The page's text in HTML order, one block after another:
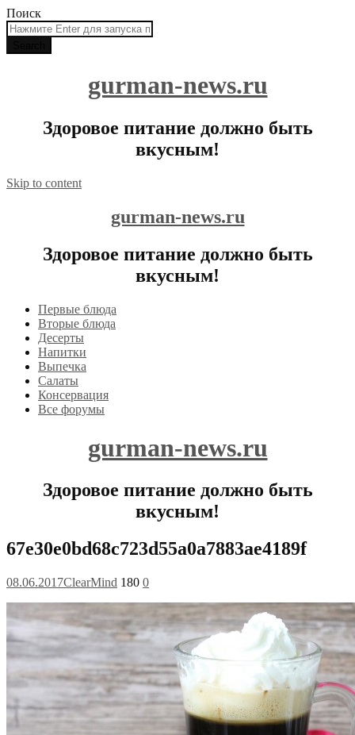
Поиск
gurman-news.ru
Здоровое питание должно быть
вкусным!
Skip to content
gurman-news.ru
Здоровое питание должно быть
вкусным!
Первые блюда
Вторые блюда
Десерты
Напитки
Выпечка
Салаты
Консервация
Все форумы
gurman-news.ru
Здоровое питание должно быть
вкусным!
67e30e0bd68c723d55a0a7883ae4189f
08.06.2017ClearMind 180 0